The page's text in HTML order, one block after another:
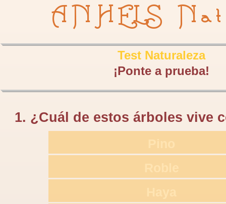
ANHELS
Test Naturaleza
¡Ponte a prueba!
1. ¿Cuál de estos árboles vive